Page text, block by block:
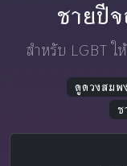
ชายปี
สำหรับ LGBT
ดูดวงสมพ
ช